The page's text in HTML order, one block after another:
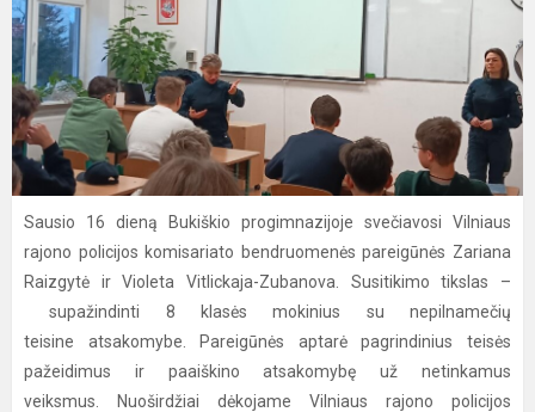
Sausio 16 dieną Bukiškio progimnazijoje svečiavosi Vilniaus
rajono policijos komisariato bendruomenės pareigūnės Zariana
Raizgytė ir Violeta Vitlickaja-Zubanova. Susitikimo tikslas –
supažindinti 8 klasės mokinius su nepilnamečių
teisine atsakomybe. Pareigūnės aptarė pagrindinius teisės
pažeidimus ir paaiškino atsakomybę už netinkamus
veiksmus. Nuoširdžiai dėkojame Vilniaus rajono policijos